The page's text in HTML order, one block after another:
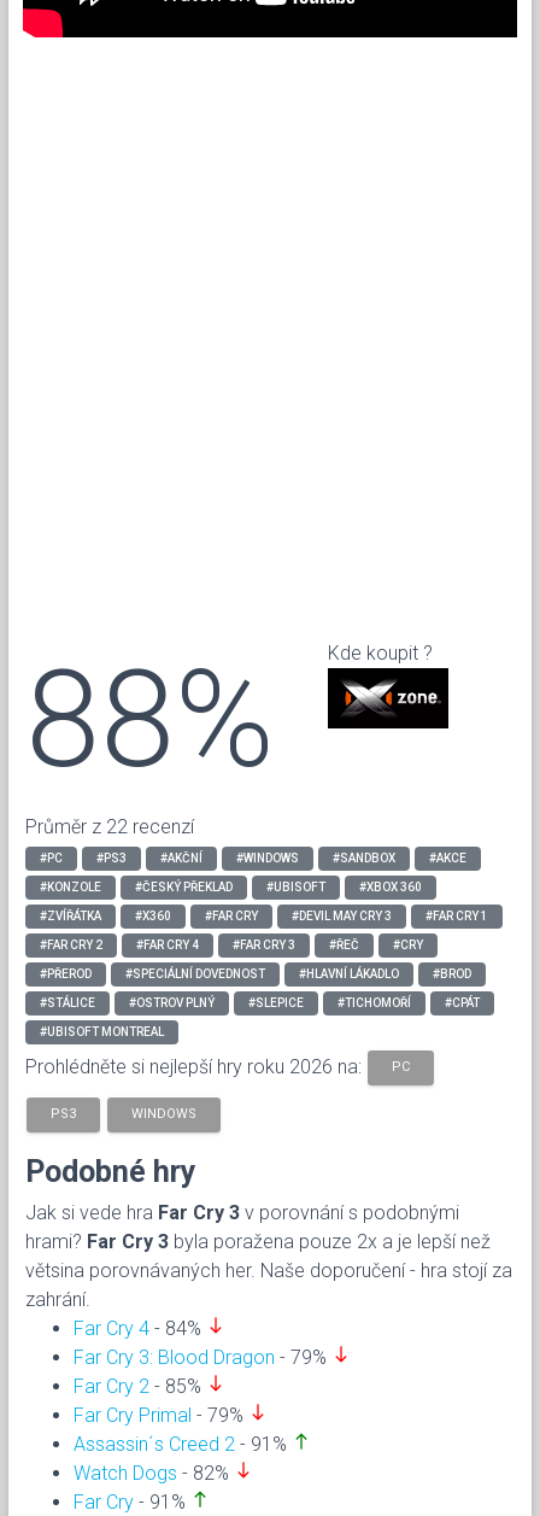
88%
Průměr z 22 recenzí
Kde koupit ?
#PC #PS3 #AKČNÍ #WINDOWS #SANDBOX #AKCE
#KONZOLE #ČESKÝ PŘEKLAD #UBISOFT #XBOX 360
#ZVÍŘÁTKA #X360 #FAR CRY #DEVIL MAY CRY 3 #FAR CRY 1
#FAR CRY 2 #FAR CRY 4 #FAR CRY 3 #ŘEČ #CRY
#PŘEROD #SPECIÁLNÍ DOVEDNOST #HLAVNÍ LÁKADLO #BROD
#STÁLICE #OSTROV PLNÝ #SLEPICE #TICHOMOŘÍ #CPÁT
#UBISOFT MONTREAL
Prohlédněte si nejlepší hry roku 2026 na: PC
PS3 WINDOWS
Podobné hry
Jak si vede hra Far Cry 3 v porovnání s podobnými
hrami? Far Cry 3 byla poražena pouze 2x a je lepší než
větsina porovnávaných her. Naše doporučení - hra stojí za
zahrání.
Far Cry 4 - 84% south
Far Cry 3: Blood Dragon - 79% south
Far Cry 2 - 85% south
Far Cry Primal - 79% south
Assassin´s Creed 2 - 91% north
Watch Dogs - 82% south
Far Cry - 91% north